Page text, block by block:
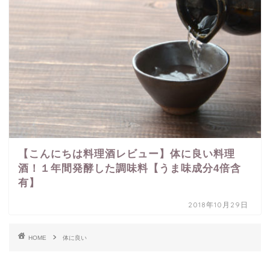
【こんにちは料理酒レビュー】体に良い料理
酒！１年間発酵した調味料【うま味成分4倍含
有】
2018年10月29日
HOME 体に良い